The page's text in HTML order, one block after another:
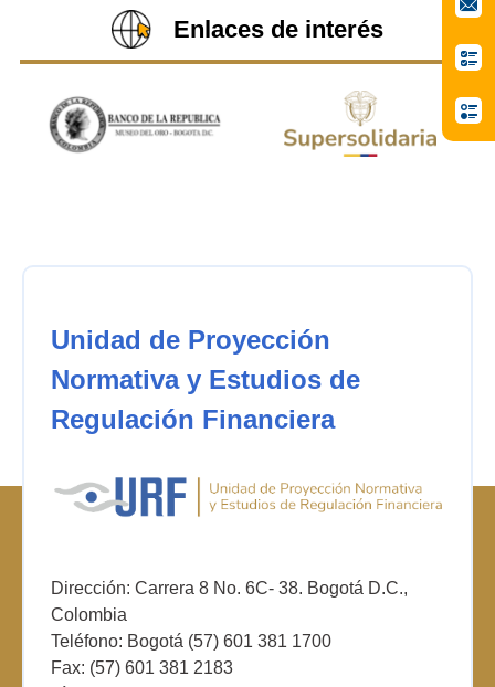
Enlaces de interés
Unidad de Proyección
Normativa y Estudios de
Regulación Financiera
Dirección: Carrera 8 No. 6C- 38. Bogotá D.C.,
Colombia
Teléfono: Bogotá (57) 601 381 1700
Fax: (57) 601 381 2183